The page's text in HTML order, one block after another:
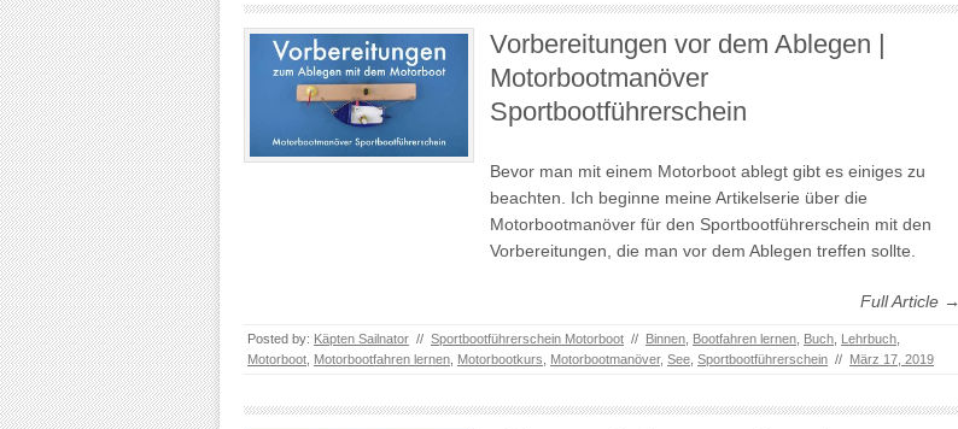
Vorbereitungen vor dem Ablegen |
Motorbootmanöver
Sportbootführerschein
Bevor man mit einem Motorboot ablegt gibt es einiges zu
beachten. Ich beginne meine Artikelserie über die
Motorbootmanöver für den Sportbootführerschein mit den
Vorbereitungen, die man vor dem Ablegen treffen sollte.
Full Article →
Posted by: Käpten Sailnator // Sportbootführerschein Motorboot // Binnen Bootfahren lernen Buch Lehrbuch
Motorboot Motorbootfahren lernen Motorbootkurs Motorbootmanöver, See Sportbootführerschein // März 17, 2019